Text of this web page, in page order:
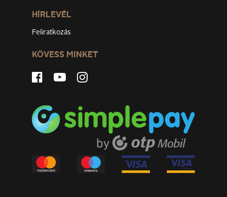
HÍRLEVÉL
Feliratkozás
KÖVESS MINKET